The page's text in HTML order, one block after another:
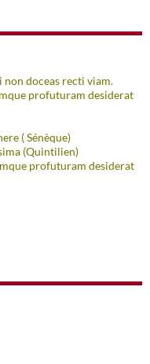
non doceas recti viam.
profuturam desiderat
( Sénèque)
(Quintilien)
profuturam desiderat